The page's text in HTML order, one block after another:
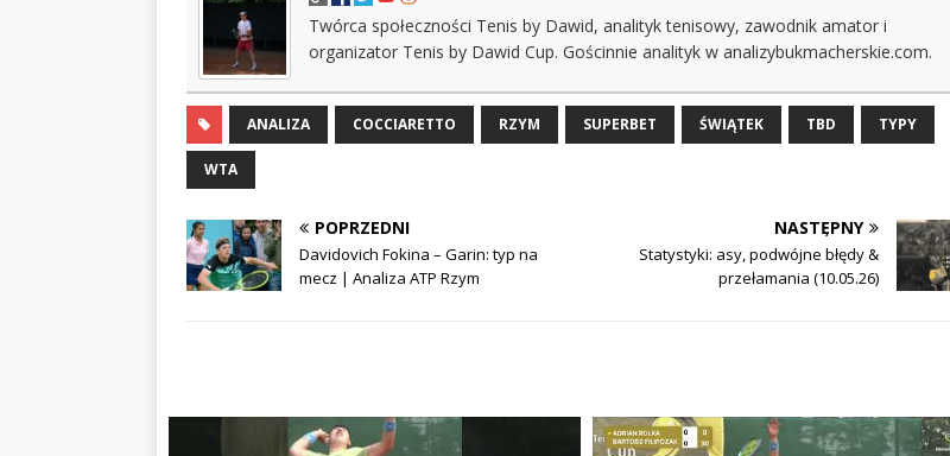
Twórca społeczności Tenis by Dawid, analityk tenisowy, zawodnik amator i
organizator Tenis by Dawid Cup. Gościnnie analityk w analizybukmacherskie.com.
ANALIZA COCCIARETTO RZYM SUPERBET ŚWIĄTEK TBD TYPY
WTA
POPRZEDNI
Davidovich Fokina – Garin: typ na
mecz | Analiza ATP Rzym
NASTĘPNY
Statystyki: asy, podwójne błędy &
przełamania (10.05.26)